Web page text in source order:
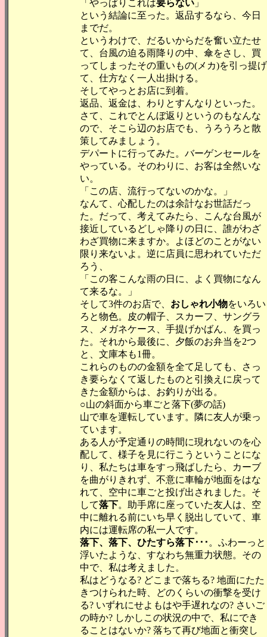
「やっぱりこれは要らない 」
という結論に至った。返品するなら、今日
までだ。
というわけで、だるいからだを奮い立たせ
て、台風の迫る雨降りの中、傘をさし、買
ってしまったその重いもの(メカ)を引っ提げ
て、仕方なく一人出掛ける。
そしてやっとお店に到着。
返品、返金は、わりとすんなりといった。
さて、これでとんぼ返りというのもなんな
ので、そこら辺のお店でも、うろうろと散
策してみましょう。
デパートに行ってみた。バーゲンセールを
やっている。そのわりに、お客は全然いな
い。
「この店、流行ってないのかな。」
なんて、心配したのは余計なお世話だっ
た。だって、考えてみたら、こんな台風が
接近しているどしゃ降りの日に、誰がわざ
わざ買物に来ますか。よほどのことがない
限り来ないよ。逆に店員に思われていただ
ろう、
「この客こんな雨の日に、よく買物になん
て来るな。」
そして3件のお店で、 おしゃれ小物をいろい
ろと物色。皮の帽子、スカーフ、サングラ
ス、メガネケース、手提げかばん、を買っ
た。それから最後に、夕飯のお弁当を2つ
と、文庫本も1冊。
これらのものの金額を全て足しても、さっ
き要らなくて返したものと引換えに戻って
きた金額からは、お釣りが出る。
○山の斜面から車ごと落下(夢の話)
山で車を運転しています。隣に友人が乗っ
ています。
ある人が予定通りの時間に現れないのを心
配して、様子を見に行こうということにな
り、私たちは車をすっ飛ばしたら、カーブ
を曲がりきれず、不意に車輪が地面をはな
れて、空中に車ごと投げ出されました。そ
して落下。助手席に座っていた友人は、空
中に離れる前にいち早く脱出していて、車
内には運転席の私一人です。
落下、落下、ひたすら落下･･･ 。ふわーっと
浮いたような、すなわち無重力状態。その
中で、私は考えました。
私はどうなる? どこまで落ちる? 地面にたた
きつけられた時、どのくらいの衝撃を受け
る? いずれにせよもはや手遅れなの? さいご
の時か? しかしこの状況の中で、私にでき
ることはないか? 落ちて再び地面と衝突し